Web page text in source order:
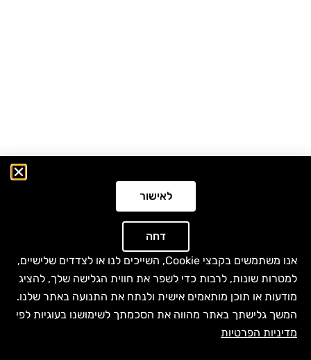
לאישור
דחה
אנו משתמשים בקבצי Cookie, השייכים לנו או לצדדים שלישיים,
למטרות שונות, לרבות כדי לשפר את חווית הגלישה שלך, להציג
מודעות או תוכן מותאמים אישית ולנתח את התנועה באתר שלנו.
המשך גלישתך באתר מהווה את הסכמתך לשימושנו בעוגיות לפי
מדיניות הפרטיות